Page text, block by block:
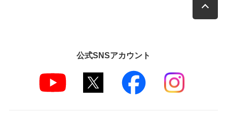
公式SNSアカウント